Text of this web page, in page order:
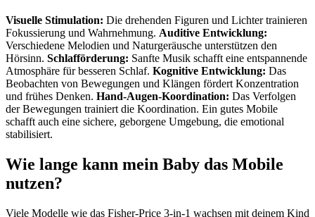
Visuelle Stimulation: Die drehenden Figuren und Lichter trainieren
Fokussierung und Wahrnehmung. Auditive Entwicklung:
Verschiedene Melodien und Naturgeräusche unterstützen den
Hörsinn. Schlafförderung: Sanfte Musik schafft eine entspannende
Atmosphäre für besseren Schlaf. Kognitive Entwicklung: Das
Beobachten von Bewegungen und Klängen fördert Konzentration
und frühes Denken. Hand-Augen-Koordination: Das Verfolgen
der Bewegungen trainiert die Koordination. Ein gutes Mobile
schafft auch eine sichere, geborgene Umgebung, die emotional
stabilisiert.
Wie lange kann mein Baby das Mobile
nutzen?
Viele Modelle wie das Fisher-Price 3-in-1 wachsen mit deinem Kind